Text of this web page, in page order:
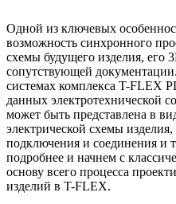
Одной из ключевых
возможность синхронного
схемы будущего изделия, его
сопутствующей
системах комплекса T-FLEX
данных электротехнической
может быть представлена в
электрической схемы
подключения и соединения и
подробнее и начнем с
основу всего процесса
изделий в T-FLEX.